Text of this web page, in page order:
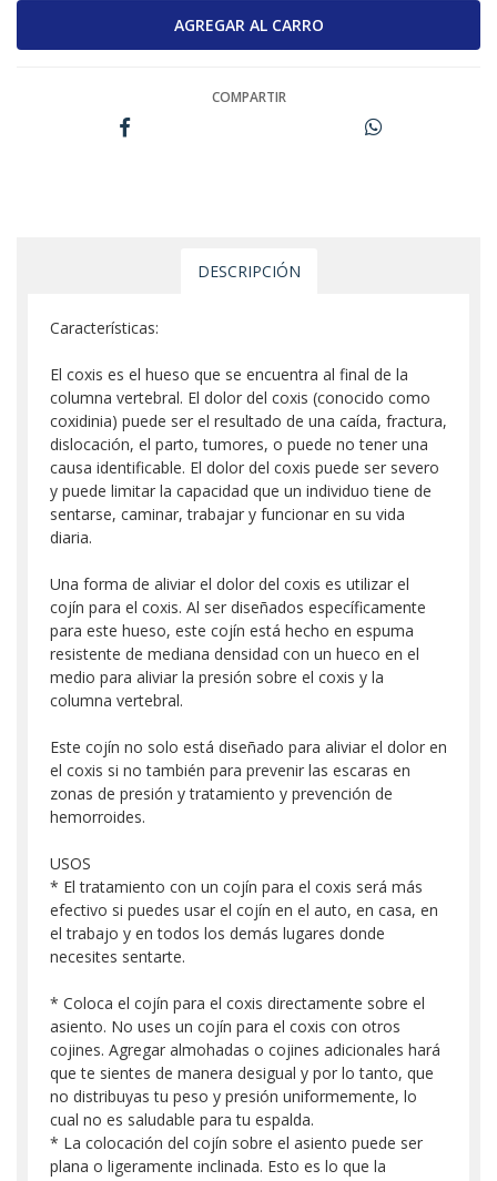
COMPARTIR
DESCRIPCIÓN
Características:
El coxis es el hueso que se encuentra al final de la
columna vertebral. El dolor del coxis (conocido como
coxidinia) puede ser el resultado de una caída, fractura,
dislocación, el parto, tumores, o puede no tener una
causa identificable. El dolor del coxis puede ser severo
y puede limitar la capacidad que un individuo tiene de
sentarse, caminar, trabajar y funcionar en su vida
diaria.
Una forma de aliviar el dolor del coxis es utilizar el
cojín para el coxis. Al ser diseñados específicamente
para este hueso, este cojín está hecho en espuma
resistente de mediana densidad con un hueco en el
medio para aliviar la presión sobre el coxis y la
columna vertebral.
Este cojín no solo está diseñado para aliviar el dolor en
el coxis si no también para prevenir las escaras en
zonas de presión y tratamiento y prevención de
hemorroides.
USOS
* El tratamiento con un cojín para el coxis será más
efectivo si puedes usar el cojín en el auto, en casa, en
el trabajo y en todos los demás lugares donde
necesites sentarte.
* Coloca el cojín para el coxis directamente sobre el
asiento. No uses un cojín para el coxis con otros
cojines. Agregar almohadas o cojines adicionales hará
que te sientes de manera desigual y por lo tanto, que
no distribuyas tu peso y presión uniformemente, lo
cual no es saludable para tu espalda.
* La colocación del cojín sobre el asiento puede ser
plana o ligeramente inclinada. Esto es lo que la